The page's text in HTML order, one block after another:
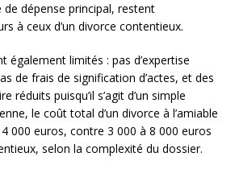
dépense principal, restent
à ceux d’un divorce contentieux.
également limités : pas d’expertise
de frais de signification d’actes, et des
réduits puisqu’il s’agit d’un simple
le coût total d’un divorce à l’amiable
000 euros, contre 3 000 à 8 000 euros
selon la complexité du dossier.